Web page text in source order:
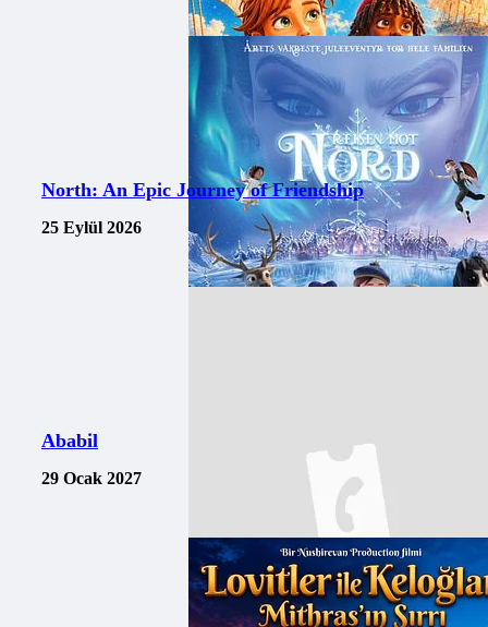
North: An Epic Journey of Friendship
25 Eylül 2026
Ababil
29 Ocak 2027